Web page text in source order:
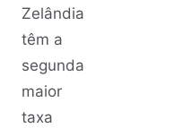
Zelândia
têm a
segunda
maior
taxa